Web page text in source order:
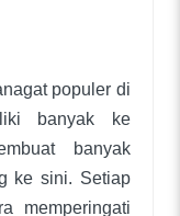
populer di
banyak ke
banyak
ke sini. Setiap
memperingati